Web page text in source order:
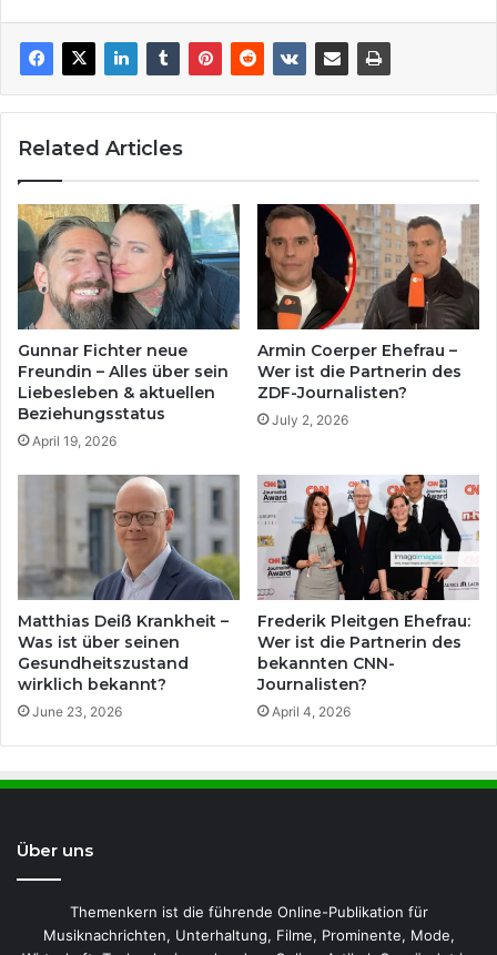
Related Articles
Gunnar Fichter neue
Freundin – Alles über sein
Liebesleben & aktuellen
Beziehungsstatus
April 19, 2026
Armin Coerper Ehefrau –
Wer ist die Partnerin des
ZDF-Journalisten?
July 2, 2026
Matthias Deiß Krankheit –
Was ist über seinen
Gesundheitszustand
wirklich bekannt?
June 23, 2026
Frederik Pleitgen Ehefrau:
Wer ist die Partnerin des
bekannten CNN-
Journalisten?
April 4, 2026
Über uns
Themenkern ist die führende Online-Publikation für
Musiknachrichten, Unterhaltung, Filme, Prominente, Mode,